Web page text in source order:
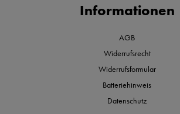
Informationen
AGB
Widerrufsrecht
Widerrufsformular
Batteriehinweis
Datenschutz